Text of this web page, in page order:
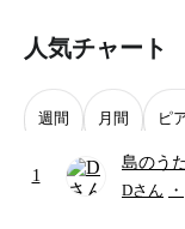
人気チャート
週間 月間 ピ
1
島のう
セイレ
Dさん ・